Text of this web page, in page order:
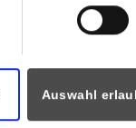
Auswahl
Zur